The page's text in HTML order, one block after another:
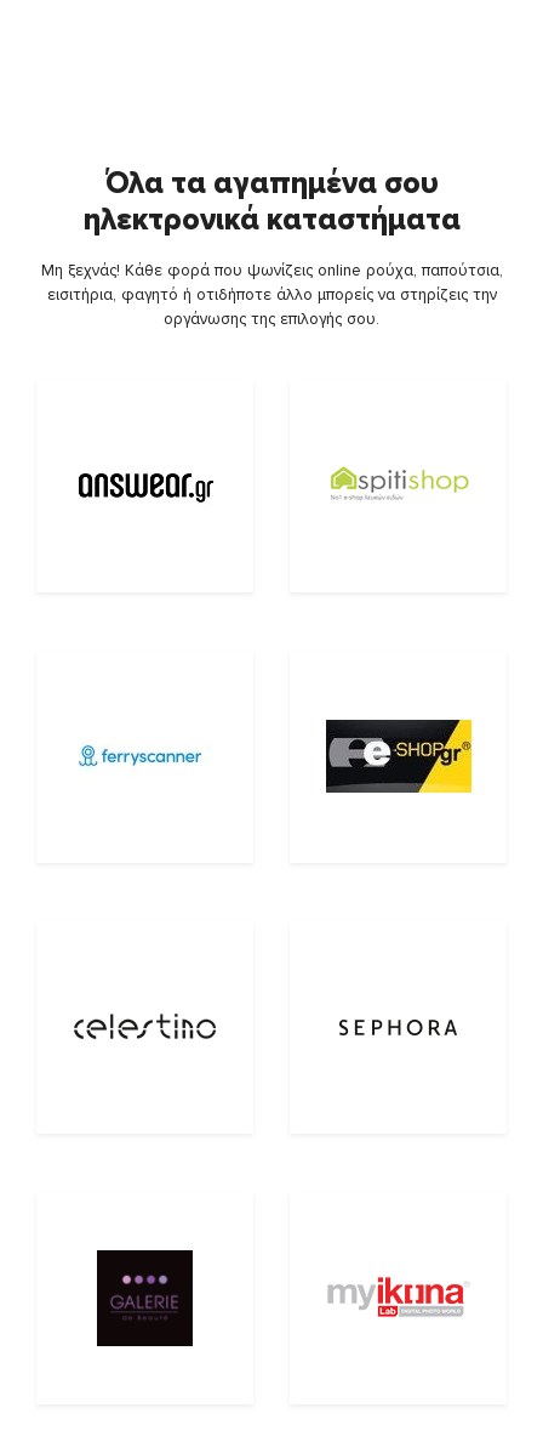
Όλα τα αγαπημένα σου
ηλεκτρονικά καταστήματα
Μη ξεχνάς! Κάθε φορά που ψωνίζεις online ρούχα, παπούτσια,
εισιτήρια, φαγητό ή οτιδήποτε άλλο μπορείς να στηρίζεις την
οργάνωσης της επιλογής σου.